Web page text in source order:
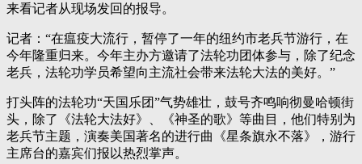
来看记者从现场发回的报导。
记者：“在瘟疫大流行，暂停了一年的纽约市老兵节游行，在
今年隆重归来。今年主办方邀请了法轮功团体参与，除了纪念
老兵，法轮功学员希望向主流社会带来法轮大法的美好。”
打头阵的法轮功“天国乐团”气势雄壮，鼓号齐鸣响彻曼哈顿街
头，除了《法轮大法好》、《神圣的歌》等曲目，他们特别为
老兵节主题，演奏美国著名的进行曲《星条旗永不落》，游行
主席台的嘉宾们报以热烈掌声。